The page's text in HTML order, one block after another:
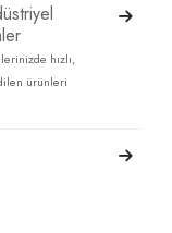
hızlı,
ürünleri